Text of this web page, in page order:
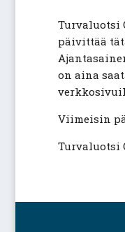
Turvaluotsi
päivittää
on aina
Viimeisin
Turvaluotsi